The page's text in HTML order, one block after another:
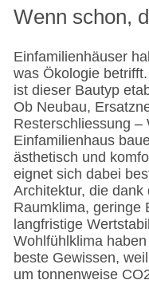
Wenn schon,
Einfamilienhäuser
was Ökologie
ist dieser Bautyp
Ob Neubau,
Resterschliessung –
Einfamilienhaus
ästhetisch und
eignet sich dabei
Architektur, die
Raumklima, geringe
langfristige
Wohlfühlklima
beste Gewissen,
um tonnenweise